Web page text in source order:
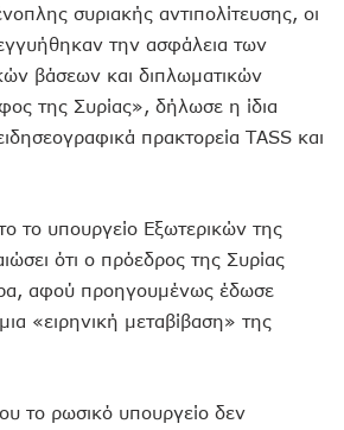
συριακής αντιπολίτευσης, οι
την ασφάλεια των
βάσεων και διπλωματικών
της Συρίας», δήλωσε η ίδια
πρακτορεία TASS και
το υπουργείο Εξωτερικών της
ότι ο πρόεδρος της Συρίας
αφού προηγουμένως έδωσε
«ειρηνική μεταβίβαση» της
το ρωσικό υπουργείο δεν